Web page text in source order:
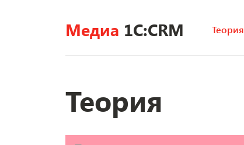
Медиа 1C:CRM Теория
Теория